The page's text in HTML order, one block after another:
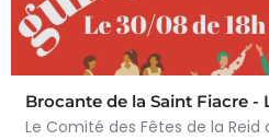
Brocante de la Saint Fiacre -